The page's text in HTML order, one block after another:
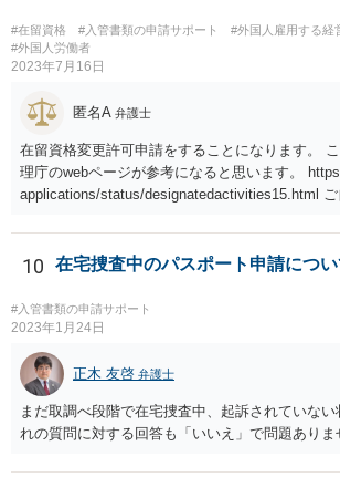
#在留資格 #入管書類の申請サポート
#外国人雇用する経
#外国人労働者
2023年7月16日
匿名A 弁護士
在留資格変更許可申請をすることになります。
理庁のwebページが参考になると思います。
applications/status/designatedactivities15.html
いる弁護士や行政書士に相談されるのが良いです
10 在宅捜査中のパスポート申請につい
#入管書類の申請サポート
2023年1月24日
正木 友啓 弁護士
まだ取調べ段階で在宅捜査中、起訴されていな
れの質問に対する回答も「いいえ」で問題ありま